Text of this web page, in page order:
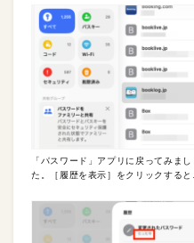
「パスワード」アプリに戻ってみま
た。［履歴を表示］をクリックすると